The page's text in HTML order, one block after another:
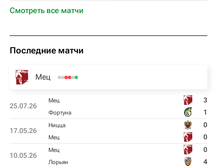
Смотреть все матчи
Последние матчи
Мец
25.07.26
Мец 3
Фортуна 1
17.05.26
Ницца 0
Мец 0
10.05.26
Мец 0
Лорьян 4